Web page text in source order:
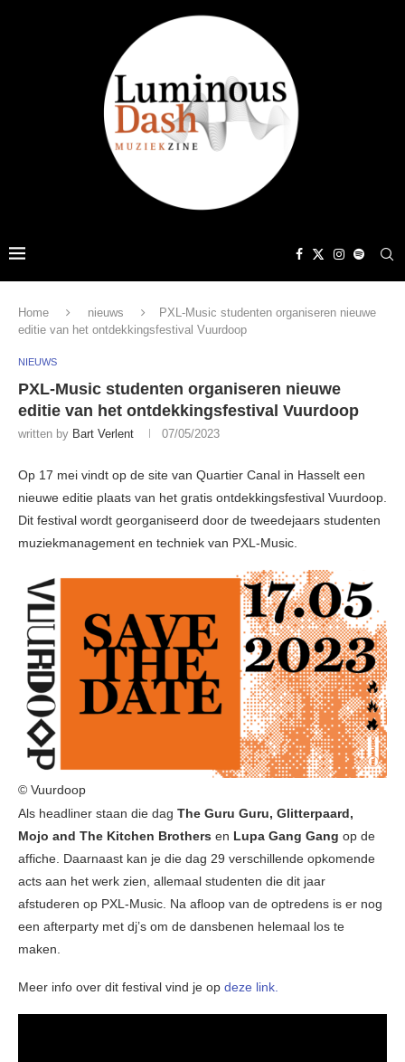
Home nieuws
PXL-Music studenten organiseren nieuwe
editie van het ontdekkingsfestival Vuurdoop
NIEUWS
PXL-Music studenten organiseren nieuwe
editie van het ontdekkingsfestival Vuurdoop
written by Bart Verlent 07/05/2023
Op 17 mei vindt op de site van Quartier Canal in Hasselt een
nieuwe editie plaats van het gratis ontdekkingsfestival Vuurdoop.
Dit festival wordt georganiseerd door de tweedejaars studenten
muziekmanagement en techniek van PXL-Music.
© Vuurdoop
Als headliner staan die dag The Guru Guru, Glitterpaard,
Mojo and The Kitchen Brothers en Lupa Gang Gang op de
affiche. Daarnaast kan je die dag 29 verschillende opkomende
acts aan het werk zien, allemaal studenten die dit jaar
afstuderen op PXL-Music. Na afloop van de optredens is er nog
een afterparty met dj’s om de dansbenen helemaal los te
maken.
Meer info over dit festival vind je op deze link.